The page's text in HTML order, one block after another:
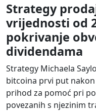
Strategy
vrijednosti od
pokrivanje
dividendama
Strategy Michaela
bitcoina prvi put
prihod za pomoć pri
povezanih s njezinim